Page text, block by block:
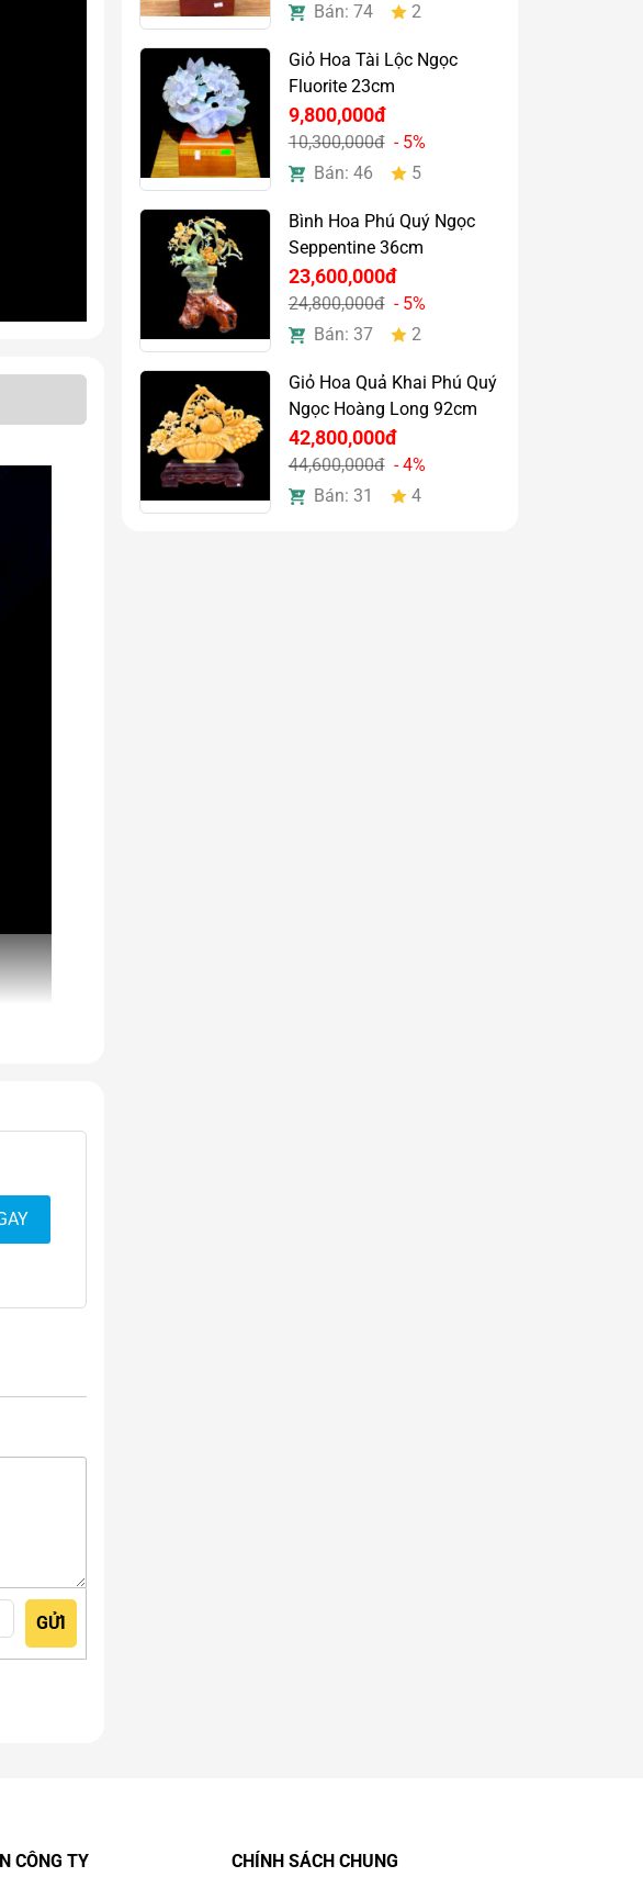
Bán: 74
2
Giỏ Hoa Tài Lộc Ngọc
Fluorite 23cm
9,800,000đ
10,300,000đ - 5%
Bán: 46
5
Bình Hoa Phú Quý Ngọc
Seppentine 36cm
23,600,000đ
24,800,000đ - 5%
Bán: 37
2
Giỏ Hoa Quả Khai Phú Quý
Ngọc Hoàng Long 92cm
42,800,000đ
44,600,000đ - 4%
Bán: 31
4
CÔNG TY CHÍNH SÁCH CHUNG